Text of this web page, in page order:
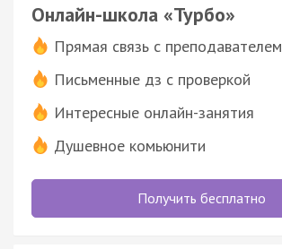
Онлайн-школа «Турбо»
Прямая связь с преподавателем
Письменные дз с проверкой
Интересные онлайн-занятия
Душевное комьюнити
Получить бесплатно